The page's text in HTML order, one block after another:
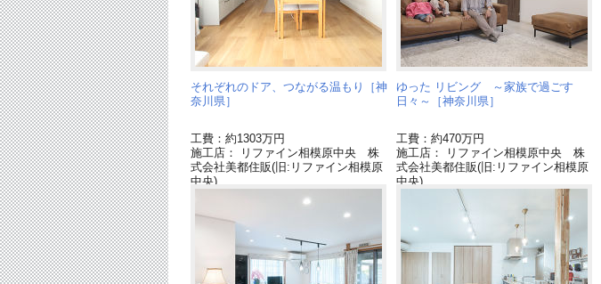
それぞれのドア、つながる温もり［神
奈川県］
工費：約1303万円
施工店： リファイン相模原中央 株
式会社美都住販(旧:リファイン相模原
中央)
ゆった リビング ～家族で過ごす
日々～［神奈川県］
工費：約470万円
施工店： リファイン相模原中央 株
式会社美都住販(旧:リファイン相模原
中央)